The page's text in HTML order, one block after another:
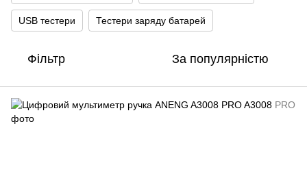
USB тестери Тестери заряду батарей
Фільтр За популярністю